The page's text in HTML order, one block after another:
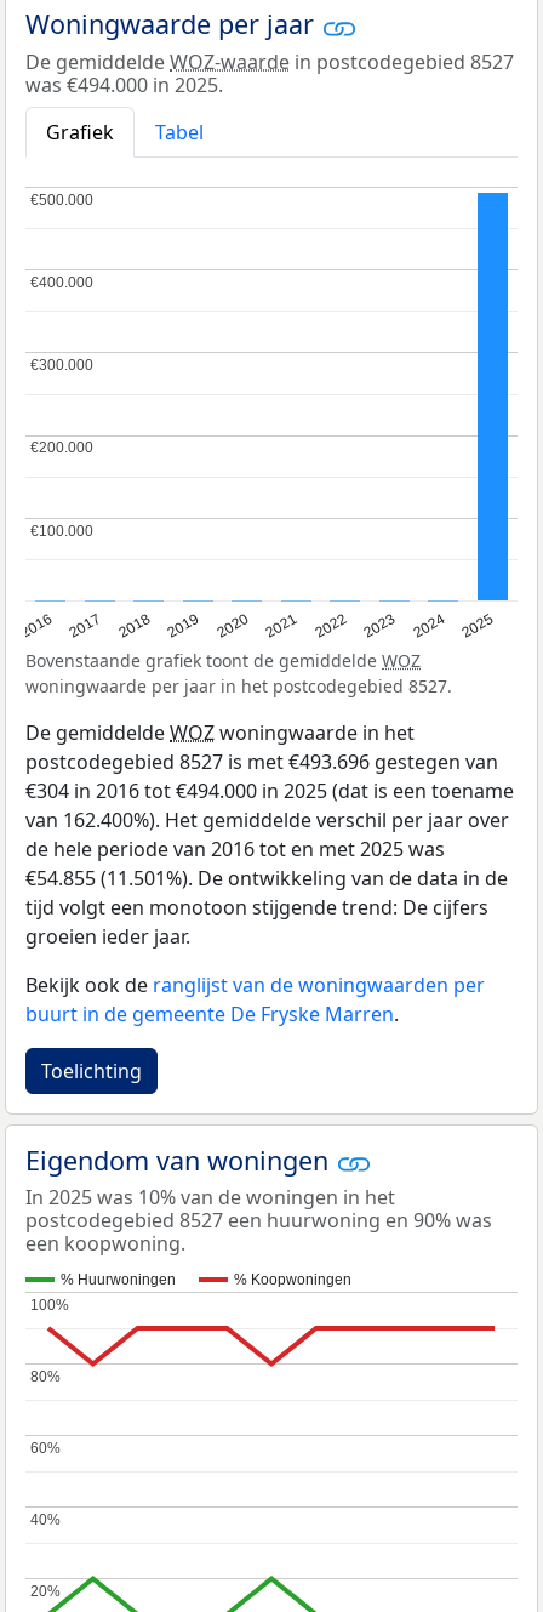
Woningwaarde per jaar
De gemiddeldeWOZ-waarde in postcodegebied 8527
was €494.000 in 2025.
Grafiek
Tabel
2016 2017 2018 2019 2020 2021 2022 2023 2024 2025
€100.000
€100.000
€200.000
€200.000
€300.000
€300.000
€400.000
€400.000
€500.000
€500.000
Bovenstaande grafiek toont de gemiddelde WOZ
woningwaarde per jaar in het postcodegebied 8527.
De gemiddeldeWOZwoningwaarde in het
postcodegebied 8527 is met €493.696 gestegen van
€304 in 2016 tot €494.000 in 2025 (dat is een toename
van 162.400%). Het gemiddelde verschil per jaar over
de hele periode van 2016 tot en met 2025 was
€54.855 (11.501%). De ontwikkeling van de data in de
tijd volgt een monotoon stijgende trend: De cijfers
groeien ieder jaar.
Bekijk ook de ranglijst van de woningwaarden per
buurt in de gemeente De Fryske Marren.
Toelichting
Eigendom van woningen
In 2025 was 10% van de woningen in het
postcodegebied 8527 een huurwoning en 90% was
een koopwoning.
% Huurwoningen % Koopwoningen
20%
20%
40%
40%
60%
60%
80%
80%
100%
100%